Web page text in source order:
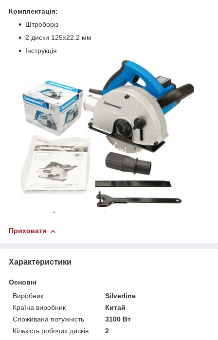
Комплектація:
Штроборіз
2 диски 125x22.2 мм
Інструкція
Приховати
Характеристики
Основні
Виробник
Silverline
Країна виробник
Китай
Споживана потужність
3100 Вт
Кількість робочих дисків
2